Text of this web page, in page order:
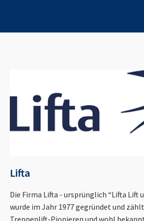
Lifta
Die Firma Lifta - ursprünglich “Lifta Lift
wurde im Jahr 1977 gegründet und
Treppenlift-Pionieren und wohl